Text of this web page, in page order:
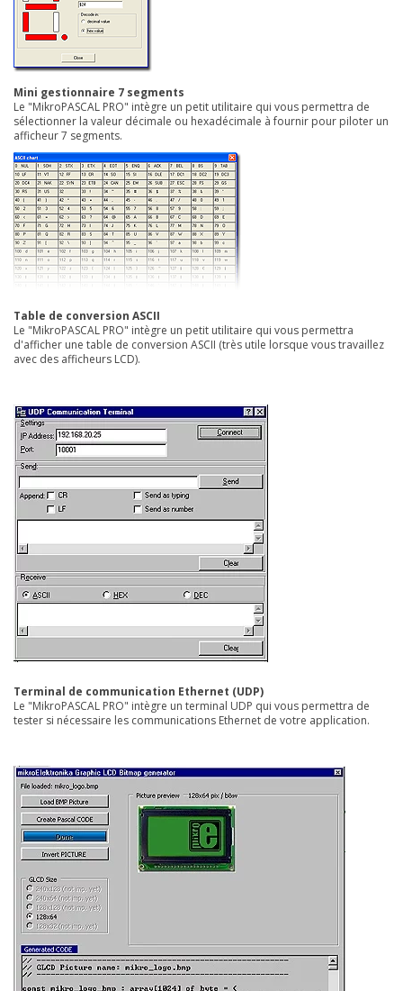
Mini gestionnaire 7 segments
Le "MikroPASCAL PRO" intègre un petit utilitaire qui vous permettra de
sélectionner la valeur décimale ou hexadécimale à fournir pour piloter un
afficheur 7 segments.
Table de conversion ASCII
Le "MikroPASCAL PRO" intègre un petit utilitaire qui vous permettra
d'afficher une table de conversion ASCII (très utile lorsque vous travaillez
avec des afficheurs LCD).
Terminal de communication Ethernet (UDP)
Le "MikroPASCAL PRO" intègre un terminal UDP qui vous permettra de
tester si nécessaire les communications Ethernet de votre application.